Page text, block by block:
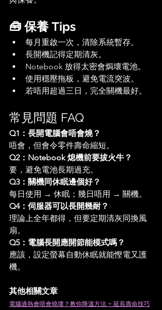
🧰 保養 Tips
每月重啟一次，清除系統暫存。
長開機記得定期清灰。
Notebook 放得太密會焗壞電池。
使用穩壓拖板，避免電流突波。
若唔用超過三日，完全關機最好。
常見問題 FAQ
Q1：長開電腦會唔會燒？
唔會，但會令零件壽命縮短。
Q2：Notebook 熄機前要拔火牛？
要，避免電池長期過充。
Q3：關機同休眠邊個好？
每日使用 → 休眠；幾日唔用 → 關機。
Q4：伺服器可以長開幾耐？
理論上全年都得，但要定期清灰同換風
扇。
Q5：電腦長開應開節能模式嗎？
應該，設定螢幕自動休眠就能慳電又護
機。
其他相關文章
電腦過熱會唔會燒壞？教你降溫方法 + 延長壽命技巧